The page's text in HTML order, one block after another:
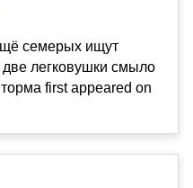
семерых ищут
легковушки смыло
first appeared on